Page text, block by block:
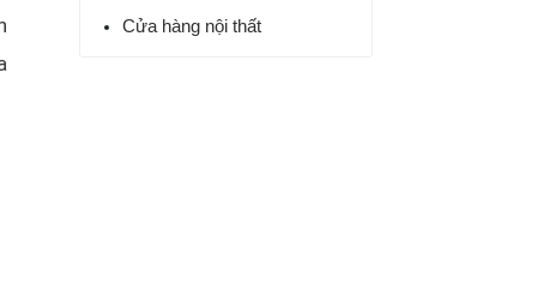
Cửa hàng nội thất